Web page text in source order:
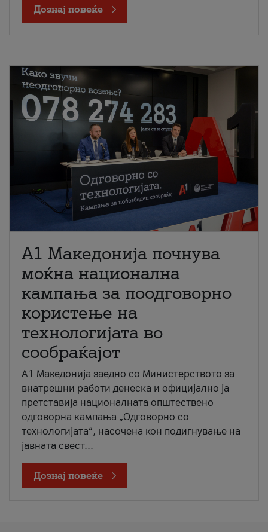
Дознај повеќе
A1 Македонија почнува
моќна национална
кампања за поодговорно
користење на
технологијата во
сообраќајот
A1 Македонија заедно со Министерството за
внатрешни работи денеска и официјално ја
претставија националната општествено
одговорна кампања „Одговорно со
технологијата“, насочена кон подигнување на
јавната свест...
Дознај повеќе